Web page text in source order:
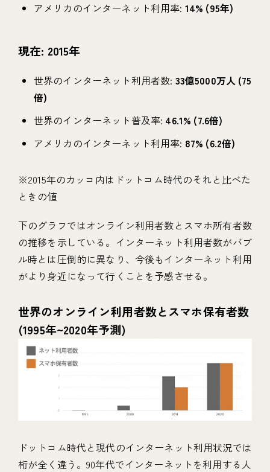
アメリカのインターネット利用率: 14% (95年)
現在: 2015年
世界のインターネット利用者数: 33億5000万人 (75
倍)
世界のインターネット普及率: 46.1% (7.6倍)
アメリカのインターネット利用率: 87% (6.2倍)
※2015年のカッコ内はドットコム時代のそれと比べた
ときの値
下のグラフではオンライン利用者数とスマホ所有者数
の推移を示している。インターネット利用者数がバブ
ル時とは圧倒的に異なり、今後もインターネット利用
がより身近になって行くことを予感させる。
世界のオンライン利用者数とスマホ保有者数
(1995年~2020年予測)
ドットコム時代と現代のインターネット利用状況では
桁が全く違う。90年代でインターネットを利用する人